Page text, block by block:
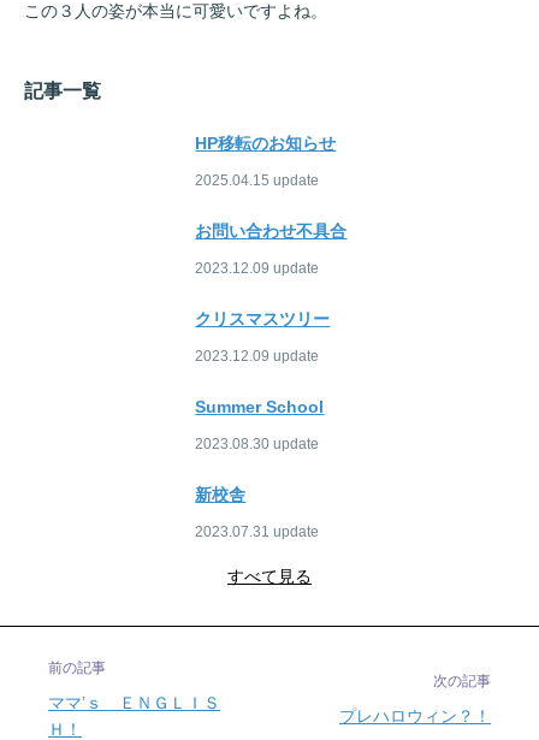
この３人の姿が本当に可愛いですよね。
記事一覧
HP移転のお知らせ
2025.04.15
お問い合わせ不具合
2023.12.09
クリスマスツリー
2023.12.09
Summer School
2023.08.30
新校舎
2023.07.31
すべて見る
前の記事
ママ’ｓ ＥＮＧＬＩＳ
Ｈ！
次の記事
プレハロウィン？！